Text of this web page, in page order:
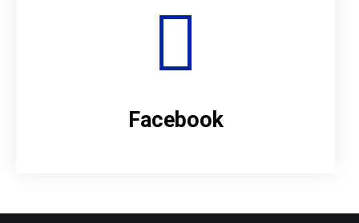
Facebook